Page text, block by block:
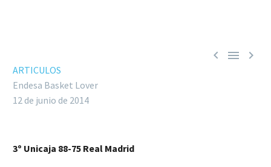
  
ARTICULOS
Endesa Basket Lover
12 de junio de 2014
3º Unicaja 88-75 Real Madrid